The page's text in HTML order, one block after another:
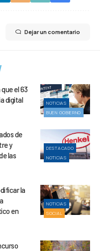
Dejar un comentario
NOTICIAS
BUEN GOBIERNO
el 63
digital
DESTACADO
NOTICIAS
de
y
las
NOTICIAS
SOCIAL
la
en